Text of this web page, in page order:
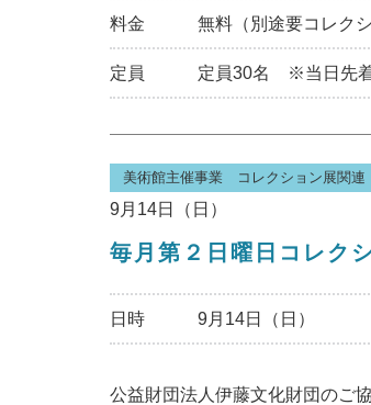
料金 無料（別途要コレク
定員 定員30名 ※当日先
美術館主催事業 コレクション展関連
9月14日（日）
毎月第２日曜日コレク
日時 9月14日（日）
公益財団法人伊藤文化財団のご